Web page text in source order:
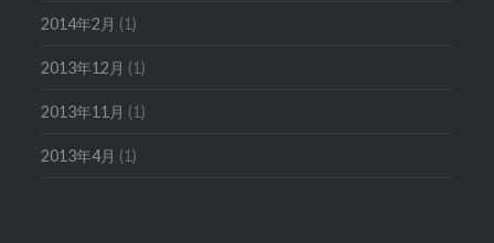
2014年2月 (1)
2013年12月 (1)
2013年11月 (1)
2013年4月 (1)